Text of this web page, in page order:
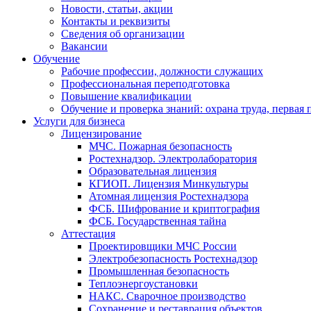
Новости, статьи, акции
Контакты и реквизиты
Сведения об организации
Вакансии
Обучение
Рабочие профессии, должности служащих
Профессиональная переподготовка
Повышение квалификации
Обучение и проверка знаний: охрана труда,
Услуги для бизнеса
Лицензирование
МЧС. Пожарная безопасность
Ростехнадзор. Электролаборатория
Образовательная лицензия
КГИОП. Лицензия Минкультуры
Атомная лицензия Ростехнадзора
ФСБ. Шифрование и криптография
ФСБ. Государственная тайна
Аттестация
Проектировщики МЧС России
Электробезопасность Ростехнадзор
Промышленная безопасность
Теплоэнергоустановки
НАКС. Сварочное производство
Сохранение и реставрация объектов